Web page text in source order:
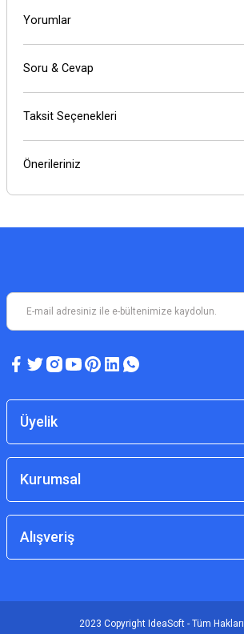
Yorumlar
Soru & Cevap
Taksit Seçenekleri
Önerileriniz
Üyelik
Kurumsal
Alışveriş
2023 Copyright IdeaSoft - Tüm Hakları